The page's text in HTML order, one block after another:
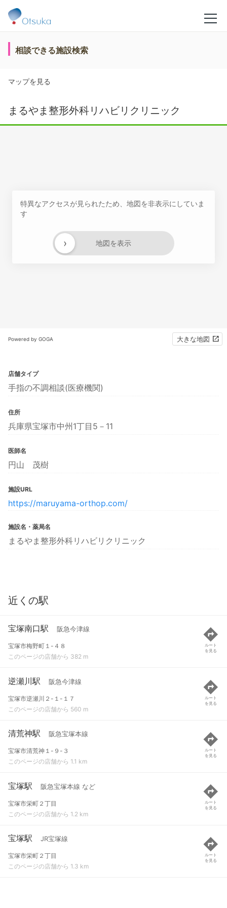
相談できる施設検索
マップを見る
まるやま整形外科リハビリクリニック
特異なアクセスが見られたため、地図を非表示にしていま
す
地図を表示
›
Powered by GOGA 大きな地図
店舗タイプ
手指の不調相談(医療機関)
住所
兵庫県宝塚市中州1丁目5－11
医師名
円山 茂樹
施設URL
https://maruyama-orthop.com/
施設名・薬局名
まるやま整形外科リハビリクリニック
近くの駅
宝塚南口駅 阪急今津線
宝塚市梅野町１-４８
このページの店舗から 382 m
ルート
を見る
逆瀬川駅 阪急今津線
宝塚市逆瀬川２-１-１７
このページの店舗から 560 m
ルート
を見る
清荒神駅 阪急宝塚本線
宝塚市清荒神１-９-３
このページの店舗から 1.1 km
ルート
を見る
宝塚駅 阪急宝塚本線 など
宝塚市栄町２丁目
このページの店舗から 1.2 km
ルート
を見る
宝塚駅 JR宝塚線
宝塚市栄町２丁目
このページの店舗から 1.3 km
ルート
を見る